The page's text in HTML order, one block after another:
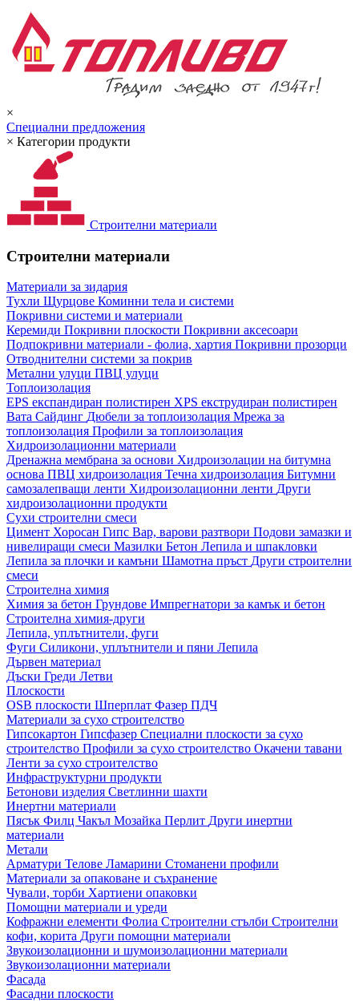
×
Специални предложения
× Категории продукти
Строителни материали
Строителни материали
Материали за зидария
Тухли Щурцове Коминни тела и системи
Покривни системи и материали
Керемиди Покривни плоскости Покривни аксесоари
Подпокривни материали - фолиа, хартия Покривни прозорци
Отводнителни системи за покрив
Метални улуци ПВЦ улуци
Топлоизолация
EPS експандиран полистирен XPS екструдиран полистирен
Вата Сайдинг Дюбели за топлоизолация Мрежа за
топлоизолация Профили за топлоизолация
Хидроизолационни материали
Дренажна мембрана за основи Хидроизолации на битумна
основа ПВЦ хидроизолация Течна хидроизолация Битумни
самозалепващи ленти Хидроизолационни ленти Други
хидроизолационни продукти
Сухи строителни смеси
Цимент Хоросан Гипс Вар, варови разтвори Подови замазки и
нивелиращи смеси Мазилки Бетон Лепила и шпакловки
Лепила за плочки и камъни Шамотна пръст Други строителни
смеси
Строителна химия
Химия за бетон Грундове Импрегнатори за камък и бетон
Строителна химия-други
Лепила, уплътнители, фуги
Фуги Силикони, уплътнители и пяни Лепила
Дървен материал
Дъски Греди Летви
Плоскости
OSB плоскости Шперплат Фазер ПДЧ
Материали за сухо строителство
Гипсокартон Гипсфазер Специални плоскости за сухо
строителство Профили за сухо строителство Окачени тавани
Ленти за сухо строителство
Инфраструктурни продукти
Бетонови изделия Светлинни шахти
Инертни материали
Пясък Филц Чакъл Мозайкa Перлит Други инертни
материали
Метали
Арматури Телове Ламарини Стоманени профили
Материали за опаковане и съхранение
Чували, торби Хартиени опаковки
Помощни материали и уреди
Кофражни елементи Фолиа Строителни стълби Строителни
кофи, корита Други помощни материали
Звукоизолационни и шумоизолационни материали
Звукоизолационни материали
Фасада
Фасадни плоскости